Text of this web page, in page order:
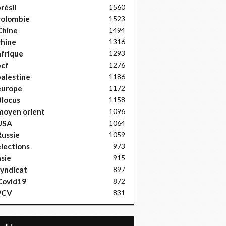
1560
1523
1494
1316
1293
1276
1186
1172
1158
orient 1096
1064
1059
973
915
897
872
831